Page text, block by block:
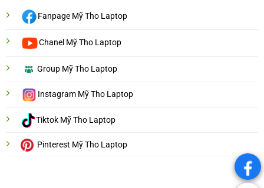
Fanpage Mỹ Tho Laptop
Chanel Mỹ Tho Laptop
Group Mỹ Tho Laptop
Instagram Mỹ Tho Laptop
Tiktok Mỹ Tho Laptop
Pinterest Mỹ Tho Laptop
.